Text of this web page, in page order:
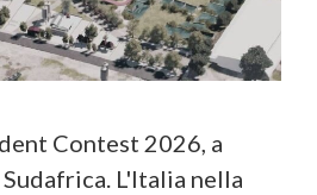
Contest 2026, a
L'Italia nella